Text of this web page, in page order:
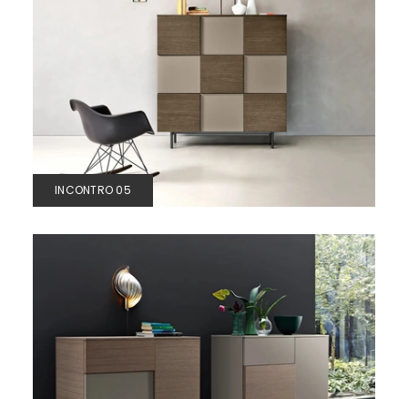
INCONTRO 05